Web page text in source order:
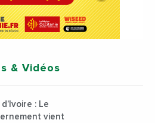
& Vidéos
: Le
vient